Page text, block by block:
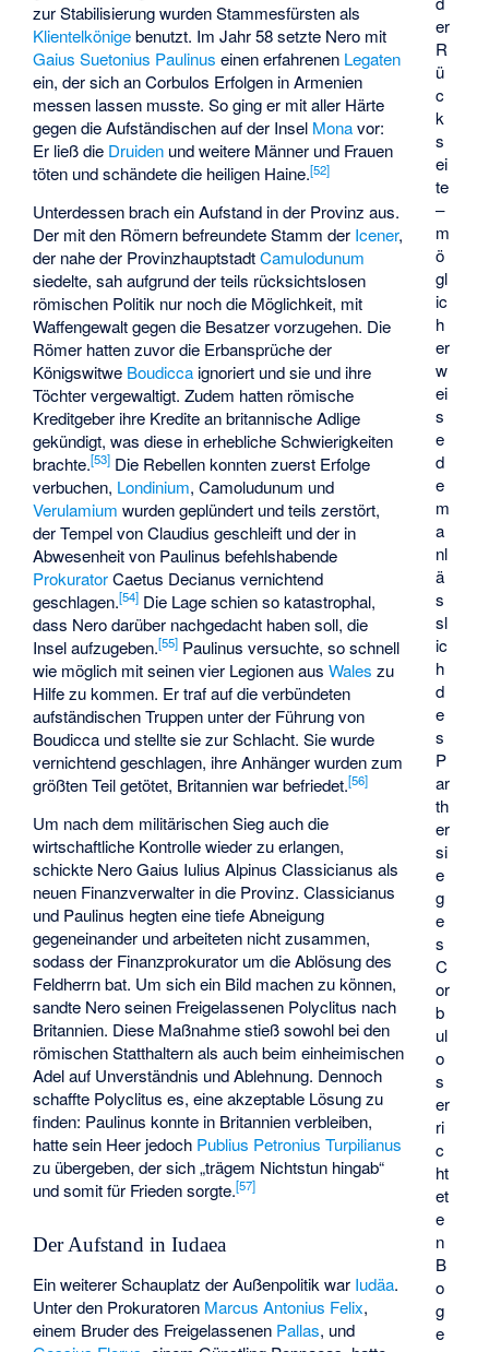
er
R
ü
c
k
s
ei
te
–
m
ö
gl
ic
h
er
w
ei
s
e
d
e
m
a
nl
ä
s
sl
ic
h
d
e
s
P
ar
th
er
si
e
g
e
s
C
or
b
ul
o
s
er
ri
c
ht
et
e
n
B
o
g
e
zur Stabilisierung wurden Stammesfürsten als
Klientelkönigebenutzt. Im Jahr 58 setzte Nero mit
Gaius Suetonius Paulinus einen erfahrenen Legaten
ein, der sich an Corbulos Erfolgen in Armenien
messen lassen musste. So ging er mit aller Härte
gegen die Aufständischen auf der Insel Monavor:
Er ließ die Druiden und weitere Männer und Frauen
töten und schändete die heiligen Haine.[52]
Unterdessen brach ein Aufstand in der Provinz aus.
Der mit den Römern befreundete Stamm der Icener,
der nahe der ProvinzhauptstadtCamulodunum
siedelte, sah aufgrund der teils rücksichtslosen
römischen Politik nur noch die Möglichkeit, mit
Waffengewalt gegen die Besatzer vorzugehen. Die
Römer hatten zuvor die Erbansprüche der
Königswitwe Boudicca ignoriert und sie und ihre
Töchter vergewaltigt. Zudem hatten römische
Kreditgeber ihre Kredite an britannische Adlige
gekündigt, was diese in erhebliche Schwierigkeiten
brachte.[53] Die Rebellen konnten zuerst Erfolge
verbuchen, Londinium, Camoludunum und
Verulamium wurden geplündert und teils zerstört,
der Tempel von Claudius geschleift und der in
Abwesenheit von Paulinus befehlshabende
ProkuratorCaetus Decianus vernichtend
geschlagen.[54] Die Lage schien so katastrophal,
dass Nero darüber nachgedacht haben soll, die
Insel aufzugeben.[55] Paulinus versuchte, so schnell
wie möglich mit seinen vier Legionen ausWales zu
Hilfe zu kommen. Er traf auf die verbündeten
aufständischen Truppen unter der Führung von
Boudicca und stellte sie zur Schlacht. Sie wurde
vernichtend geschlagen, ihre Anhänger wurden zum
größten Teil getötet, Britannien war befriedet.[56]
Um nach dem militärischen Sieg auch die
wirtschaftliche Kontrolle wieder zu erlangen,
schickte NeroGaius Iulius Alpinus Classicianus als
neuen Finanzverwalter in die Provinz. Classicianus
und Paulinus hegten eine tiefe Abneigung
gegeneinander und arbeiteten nicht zusammen,
sodass der Finanzprokurator um die Ablösung des
Feldherrn bat. Um sich ein Bild machen zu können,
sandte Nero seinen Freigelassenen Polyclitus nach
Britannien. Diese Maßnahme stieß sowohl bei den
römischen Statthaltern als auch beim einheimischen
Adel auf Unverständnis und Ablehnung. Dennoch
schaffte Polyclitus es, eine akzeptable Lösung zu
finden: Paulinus konnte in Britannien verbleiben,
hatte sein Heer jedoch Publius Petronius Turpilianus
zu übergeben, der sich „trägem Nichtstun hingab“
und somit für Frieden sorgte.[57]
Der Aufstand in Iudaea
Ein weiterer Schauplatz der Außenpolitik war Iudäa.
Unter den Prokuratoren Marcus Antonius Felix,
einem Bruder des Freigelassenen Pallas, und